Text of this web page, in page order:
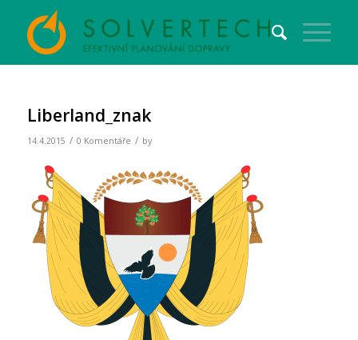
Liberland_znak
14.4.2015 / 0 Komentáře / by